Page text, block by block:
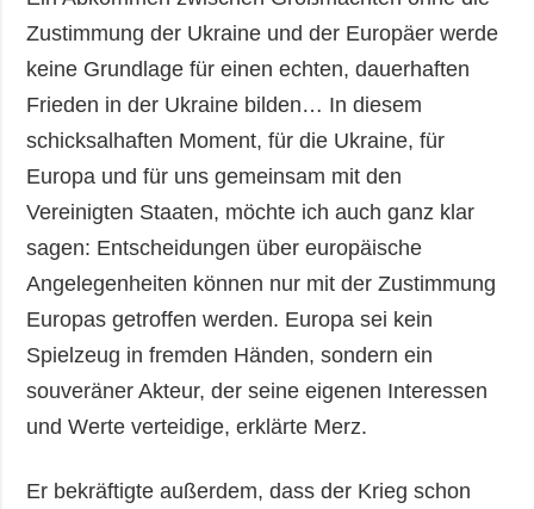
Zustimmung der Ukraine und der Europäer werde
keine Grundlage für einen echten, dauerhaften
Frieden in der Ukraine bilden… In diesem
schicksalhaften Moment, für die Ukraine, für
Europa und für uns gemeinsam mit den
Vereinigten Staaten, möchte ich auch ganz klar
sagen: Entscheidungen über europäische
Angelegenheiten können nur mit der Zustimmung
Europas getroffen werden. Europa sei kein
Spielzeug in fremden Händen, sondern ein
souveräner Akteur, der seine eigenen Interessen
und Werte verteidige, erklärte Merz.
Er bekräftigte außerdem, dass der Krieg schon